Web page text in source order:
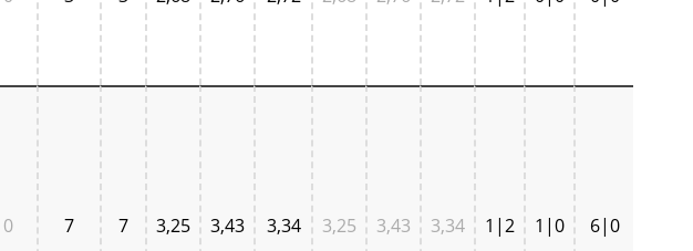
0 7 7 3,25 3,43 3,34 3,25 3,43 3,34 1|2 1|0 6|0